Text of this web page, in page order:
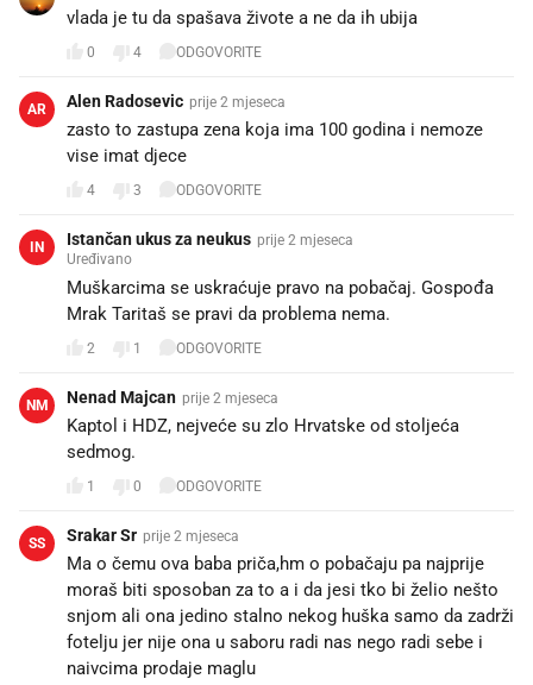
vlada je tu da spašava živote a ne da ih ubija
0 4 ODGOVORITE
AR Alen Radosevic prije 2 mjeseca
zasto to zastupa zena koja ima 100 godina i nemoze
vise imat djece
4 3 ODGOVORITE
IN Istančan ukus za neukus prije 2 mjeseca
Uređivano
Muškarcima se uskraćuje pravo na pobačaj. Gospođa
Mrak Taritaš se pravi da problema nema.
2 1 ODGOVORITE
NM Nenad Majcan prije 2 mjeseca
Kaptol i HDZ, nejveće su zlo Hrvatske od stoljeća
sedmog.
1 0 ODGOVORITE
SS Srakar Sr prije 2 mjeseca
Ma o čemu ova baba priča,hm o pobačaju pa najprije
moraš biti sposoban za to a i da jesi tko bi želio nešto
snjom ali ona jedino stalno nekog huška samo da zadrži
fotelju jer nije ona u saboru radi nas nego radi sebe i
naivcima prodaje maglu